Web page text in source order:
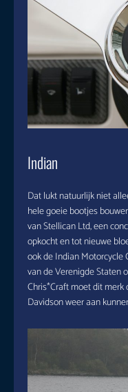
Indian
Dat lukt natuurlijk niet
hele goeie bootjes
van Stellican Ltd, een
opkocht en tot nieuwe
ook de Indian Motorcycle
van de Verenigde Staten
Chris*Craft moet dit
Davidson weer aan